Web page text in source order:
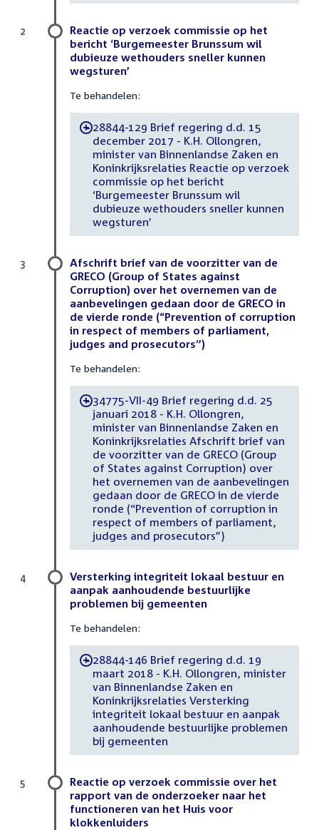
Reactie op verzoek commissie op het
bericht ‘Burgemeester Brunssum wil
dubieuze wethouders sneller kunnen
wegsturen’
Te behandelen:
-28844-129 Brief regering d.d. 15
december 2017 - K.H. Ollongren,
minister van Binnenlandse Zaken en
Koninkrijksrelaties Reactie op verzoek
commissie op het bericht
‘Burgemeester Brunssum wil
dubieuze wethouders sneller kunnen
wegsturen’
2
Afschrift brief van de voorzitter van de
GRECO (Group of States against
Corruption) over het overnemen van de
aanbevelingen gedaan door de GRECO in
de vierde ronde (“Prevention of corruption
in respect of members of parliament,
judges and prosecutors”)
Te behandelen:
-34775-VII-49 Brief regering d.d. 25
januari 2018 - K.H. Ollongren,
minister van Binnenlandse Zaken en
Koninkrijksrelaties Afschrift brief van
de voorzitter van de GRECO (Group
of States against Corruption) over
het overnemen van de aanbevelingen
gedaan door de GRECO in de vierde
ronde (“Prevention of corruption in
respect of members of parliament,
judges and prosecutors”)
3
Versterking integriteit lokaal bestuur en
aanpak aanhoudende bestuurlijke
problemen bij gemeenten
Te behandelen:
-28844-146 Brief regering d.d. 19
maart 2018 - K.H. Ollongren, minister
van Binnenlandse Zaken en
Koninkrijksrelaties Versterking
integriteit lokaal bestuur en aanpak
aanhoudende bestuurlijke problemen
bij gemeenten
4
Reactie op verzoek commissie over het
rapport van de onderzoeker naar het
functioneren van het Huis voor
klokkenluiders
5